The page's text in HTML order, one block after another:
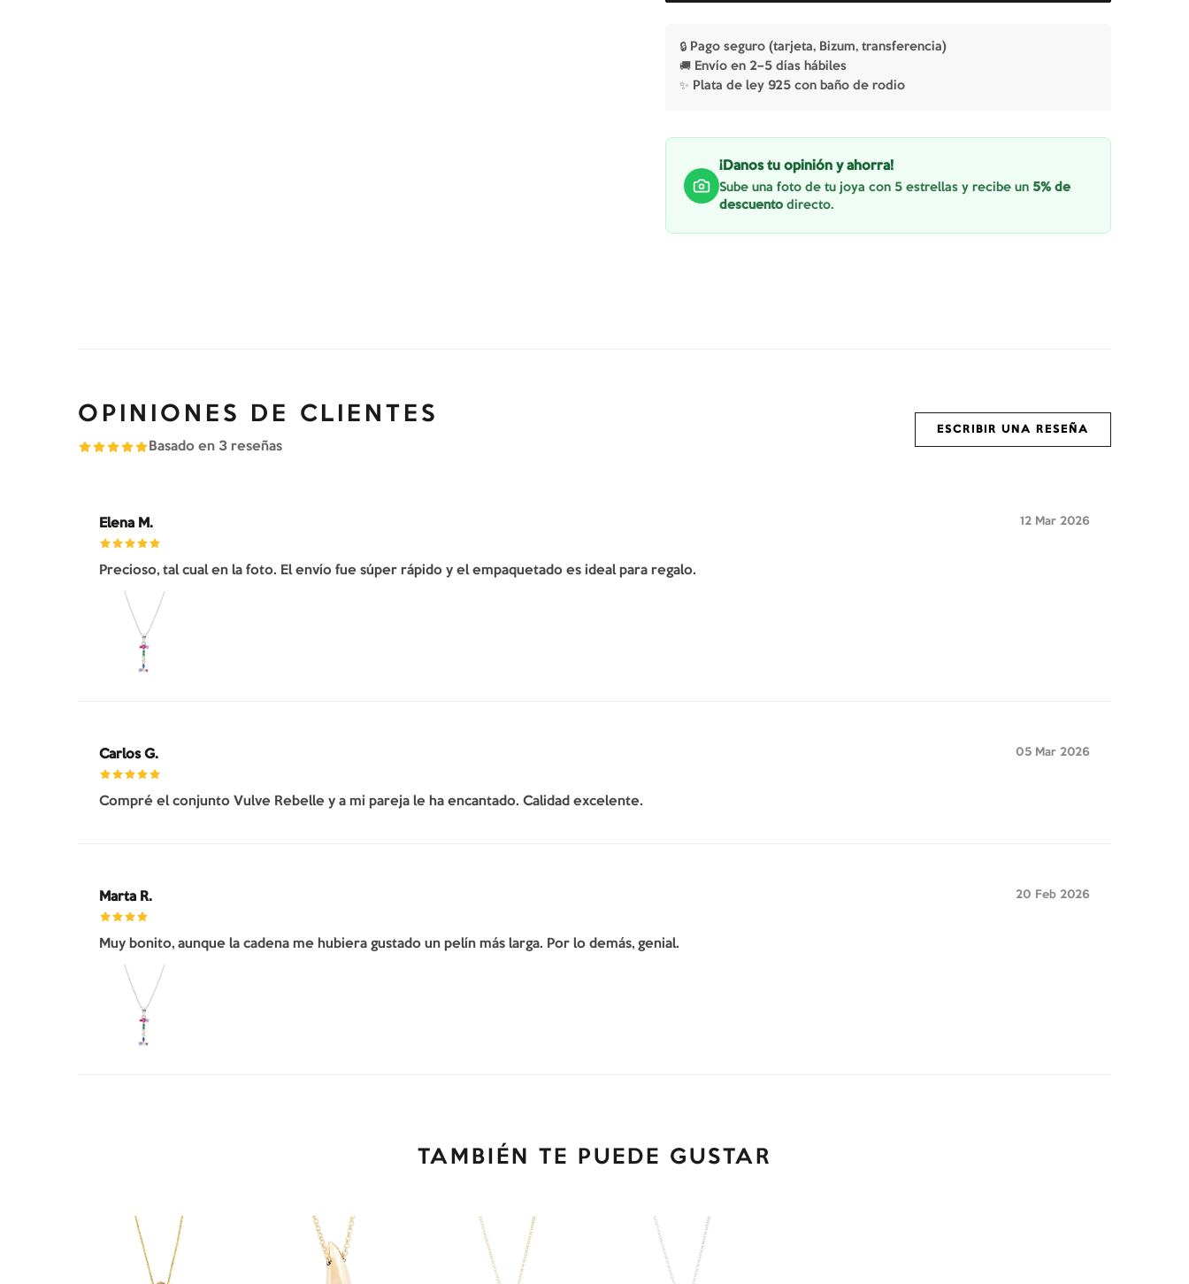
🔒 Pago seguro (tarjeta, Bizum, transferencia)
🚚 Envío en 2–5 días hábiles
✨ Plata de ley 925 con baño de rodio
¡Danos tu opinión y ahorra!
Sube una foto de tu joya con 5 estrellas y recibe un 5% de
descuento directo.
OPINIONES DE CLIENTES
Basado en 3 reseñas
ESCRIBIR UNA RESEÑA
Elena M. 12 Mar 2026
Precioso, tal cual en la foto. El envío fue súper rápido y el empaquetado es ideal para regalo.
Carlos G. 05 Mar 2026
Compré el conjunto Vulve Rebelle y a mi pareja le ha encantado. Calidad excelente.
Marta R. 20 Feb 2026
Muy bonito, aunque la cadena me hubiera gustado un pelín más larga. Por lo demás, genial.
TAMBIÉN TE PUEDE GUSTAR